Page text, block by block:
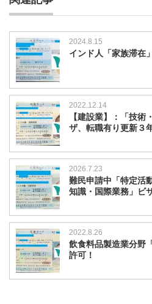
2024.8.15
インド人「家族滞在
2022.12.14
【建設業】：「技術
ザ、転職有り更新３
2026.7.23
難民申請中「特定活
知識・国際業務」ビ
2022.8.26
飲食料品製造業分野
許可！